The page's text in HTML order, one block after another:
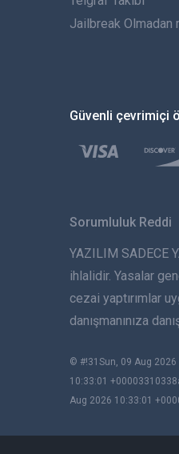
Jailbreak Olmadan
Güvenli çevrimiçi
Sorumluluk Reddi
YAZILIM SADECE
ihlalidir. Yasalar
cezai yaptırımlar
danışmanınıza
© #!31Sun, 09 Aug
10:33:01
Aug 2026 10:33:01